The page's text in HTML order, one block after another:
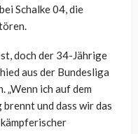
Schalke 04, die
doch der 34-Jährige
aus der Bundesliga
„Wenn ich auf dem
und dass wir das